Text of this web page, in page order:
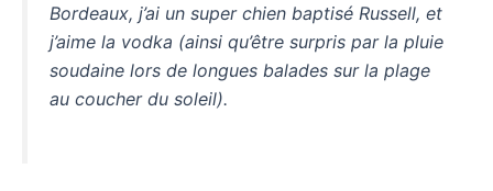
Bordeaux, j’ai un super chien baptisé Russell, et
j’aime la vodka (ainsi qu’être surpris par la pluie
soudaine lors de longues balades sur la plage
au coucher du soleil).